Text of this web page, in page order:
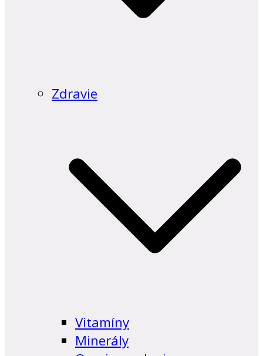
Zdravie
Vitamíny
Minerály